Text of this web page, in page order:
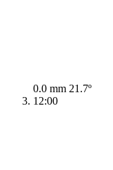
0.0 mm 21.7º
12:00